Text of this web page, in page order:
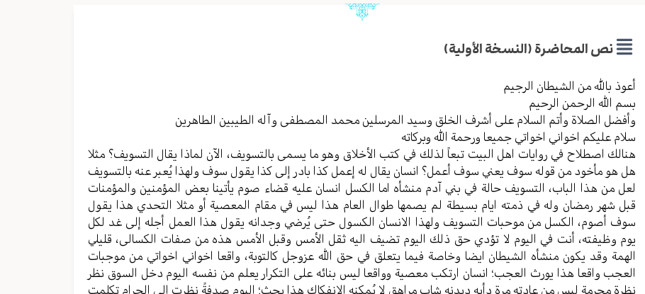
نص المحاضرة (النسخة الأولية)
أعوذ بالله من الشیطان الرجیم
بسم الله الرحمن الرحیم
وأفضل الصلاة وأتم السلام علی أشرف الخلق وسید المرسلین محمد المصطفی وآله الطیبین الطاهرین
سلام علیكم اخواني اخواتي جمیعا ورحمة الله وبركاته
هنالك اصطلاح في روایات اهل البیت تبعاً لذلك في كتب الأخلاق وهو ما یسمی بالتسویف، الآن لماذا یقال التسویف؟ مثلا
هل هو مأخود من قوله سوف یعني سوف أعمل؟ انسان یقال له إعمل كذا بادر إلی كذا یقول سوف ولهذا یُعبر عنه بالتسویف
لعل من هذا الباب، التسویف حالة في بني آدم منشأه اما الكسل انسان علیه قضاء صوم یأتينا بعض المؤمنین والمؤمنات
قبل شهر رمضان وله في ذمته ایام بسیطة لم یصمها طوال العام هذا لیس في مقام المعصیة أو مثلا التحدي هذا یقول
سوف أصوم، الكسل من موحبات التسویف ولهذا الانسان الكسول حتی یُرضي وجدانه یقول هذا العمل أجله إلی غد لكل
یوم وظیفته، أنت في الیوم لا تؤدي حق ذلك الیوم تضیف الیه ثقل الأمس وقبل الأمس هذه من صفات الكسالی، قلیلي
الهمة وقد یكون منشأه الشیطان ایضا وخاصة فيما یتعلق في حق الله عزوجل كالتوبة، واقعا اخواني اخواتي من موجبات
العجب واقعا هذا یورث العجب؛ انسان ارتكب معصیة وواقعا لیس بنائه علی التكرار یعلم من نفسه الیوم دخل السوق نظر
نظرة محرمة لیس من عادته مرة دأبه دیدنه شاب مراهق لا یُمكنه الإنفكاك هذا بحث؛ الیوم صدفةً نظرت إلی الحرام تكلمت